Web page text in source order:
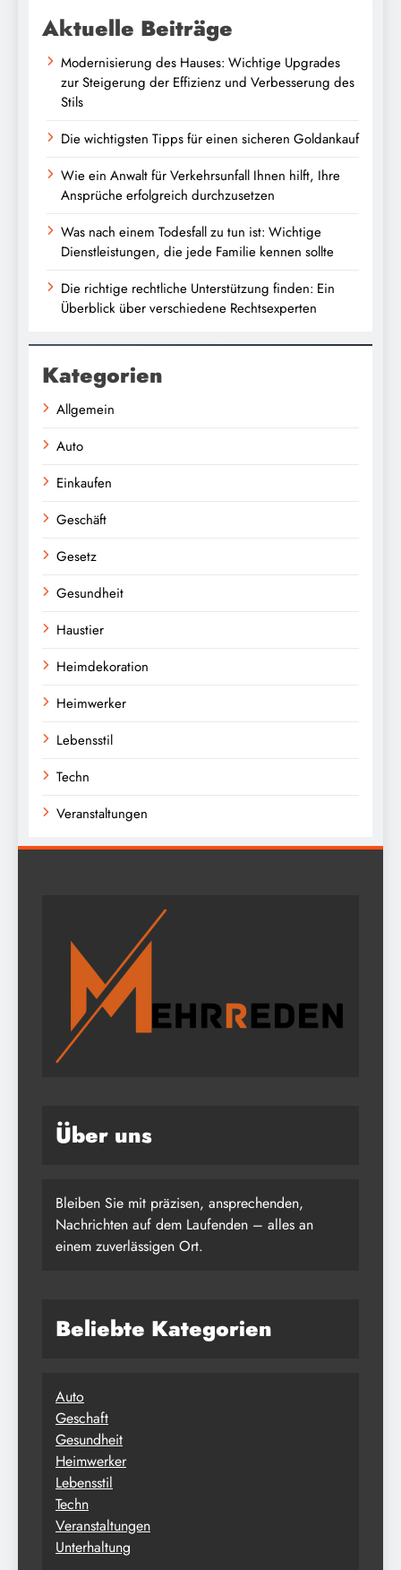
Aktuelle Beiträge
Modernisierung des Hauses: Wichtige Upgrades
zur Steigerung der Effizienz und Verbesserung des
Stils
Die wichtigsten Tipps für einen sicheren Goldankauf
Wie ein Anwalt für Verkehrsunfall Ihnen hilft, Ihre
Ansprüche erfolgreich durchzusetzen
Was nach einem Todesfall zu tun ist: Wichtige
Dienstleistungen, die jede Familie kennen sollte
Die richtige rechtliche Unterstützung finden: Ein
Überblick über verschiedene Rechtsexperten
Kategorien
Allgemein
Auto
Einkaufen
Geschäft
Gesetz
Gesundheit
Haustier
Heimdekoration
Heimwerker
Lebensstil
Techn
Veranstaltungen
Über uns
Bleiben Sie mit präzisen, ansprechenden,
Nachrichten auf dem Laufenden – alles an
einem zuverlässigen Ort.
Beliebte Kategorien
Auto
Geschaft
Gesundheit
Heimwerker
Lebensstil
Techn
Veranstaltungen
Unterhaltung